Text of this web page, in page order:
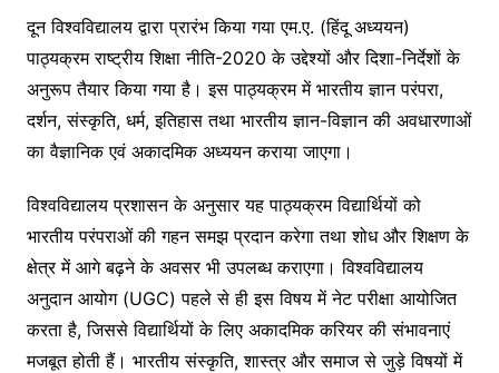
दून विश्वविद्यालय द्वारा प्रारंभ किया गया एम.ए. (हिंदू अध्ययन)
पाठ्यक्रम राष्ट्रीय शिक्षा नीति-2020 के उद्देश्यों और दिशा-निर्देशों के
अनुरूप तैयार किया गया है। इस पाठ्यक्रम में भारतीय ज्ञान परंपरा,
दर्शन, संस्कृति, धर्म, इतिहास तथा भारतीय ज्ञान-विज्ञान की अवधारणाओं
का वैज्ञानिक एवं अकादमिक अध्ययन कराया जाएगा।
विश्वविद्यालय प्रशासन के अनुसार यह पाठ्यक्रम विद्यार्थियों को
भारतीय परंपराओं की गहन समझ प्रदान करेगा तथा शोध और शिक्षण के
क्षेत्र में आगे बढ़ने के अवसर भी उपलब्ध कराएगा। विश्वविद्यालय
अनुदान आयोग (UGC) पहले से ही इस विषय में नेट परीक्षा आयोजित
करता है, जिससे विद्यार्थियों के लिए अकादमिक करियर की संभावनाएं
मजबूत होती हैं। भारतीय संस्कृति, शास्त्र और समाज से जुड़े विषयों में